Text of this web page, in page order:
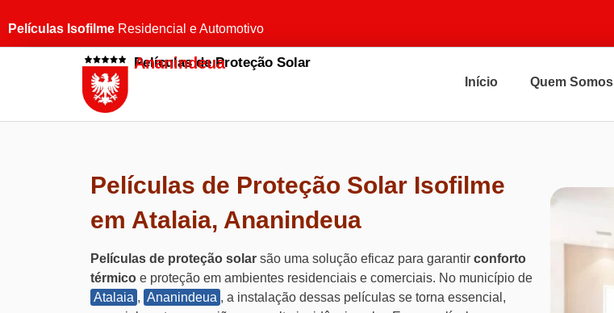
Películas Isofilme Residencial e Automotivo
Películas de Proteção Solar
Ananindeua
Início Quem Somos
Películas de Proteção Solar Isofilme
em Atalaia, Ananindeua
Películas de proteção solar são uma solução eficaz para garantir conforto
térmico e proteção em ambientes residenciais e comerciais. No município de
Atalaia , Ananindeua , a instalação dessas películas se torna essencial,